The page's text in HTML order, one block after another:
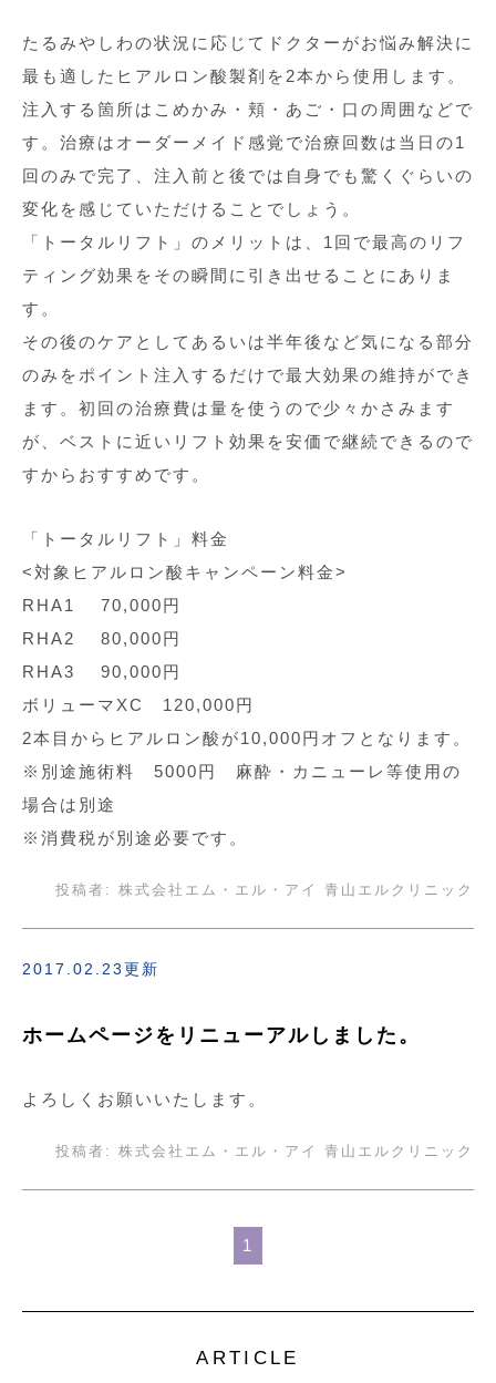
たるみやしわの状況に応じてドクターがお悩み解決に
最も適したヒアルロン酸製剤を2本から使用します。
注入する箇所はこめかみ・頬・あご・口の周囲などで
す。治療はオーダーメイド感覚で治療回数は当日の1
回のみで完了、注入前と後では自身でも驚くぐらいの
変化を感じていただけることでしょう。
「トータルリフト」のメリットは、1回で最高のリフ
ティング効果をその瞬間に引き出せることにありま
す。
その後のケアとしてあるいは半年後など気になる部分
のみをポイント注入するだけで最大効果の維持ができ
ます。初回の治療費は量を使うので少々かさみます
が、ベストに近いリフト効果を安価で継続できるので
すからおすすめです。
「トータルリフト」料金
<対象ヒアルロン酸キャンペーン料金>
RHA1 70,000円
RHA2 80,000円
RHA3 90,000円
ボリューマXC 120,000円
2本目からヒアルロン酸が10,000円オフとなります。
※別途施術料 5000円 麻酔・カニューレ等使用の
場合は別途
※消費税が別途必要です。
投稿者: 株式会社エム・エル・アイ 青山エルクリニック
2017.02.23更新
ホームページをリニューアルしました。
よろしくお願いいたします。
投稿者: 株式会社エム・エル・アイ 青山エルクリニック
1
ARTICLE